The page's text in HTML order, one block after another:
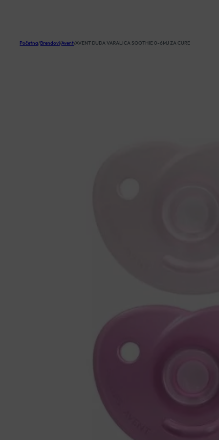
Početna/Brendovi/Avent/AVENT DUDA VARALICA SOOTHIE 0-6MJ ZA CURE